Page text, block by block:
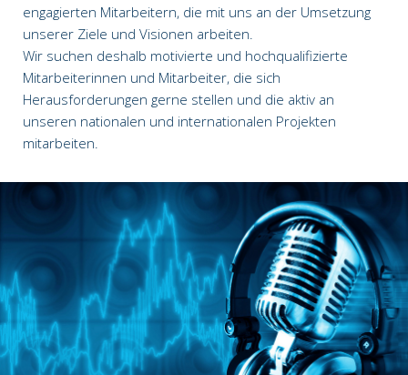
engagierten Mitarbeitern, die mit uns an der Umsetzung
unserer Ziele und Visionen arbeiten.
Wir suchen deshalb motivierte und hochqualifizierte
Mitarbeiterinnen und Mitarbeiter, die sich
Herausforderungen gerne stellen und die aktiv an
unseren nationalen und internationalen Projekten
mitarbeiten.